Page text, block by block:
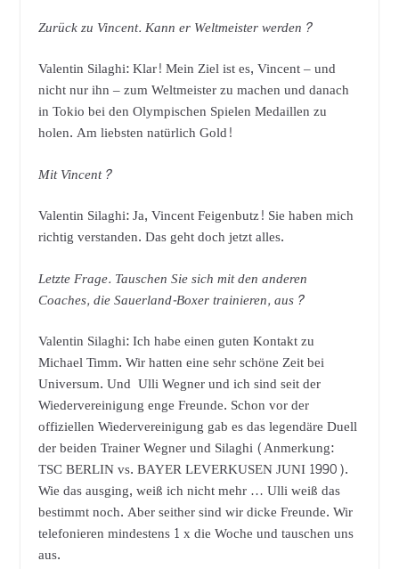
Zurück zu Vincent. Kann er Weltmeister werden?
Valentin Silaghi: Klar! Mein Ziel ist es, Vincent – und
nicht nur ihn – zum Weltmeister zu machen und danach
in Tokio bei den Olympischen Spielen Medaillen zu
holen. Am liebsten natürlich Gold!
Mit Vincent?
Valentin Silaghi: Ja, Vincent Feigenbutz! Sie haben mich
richtig verstanden. Das geht doch jetzt alles.
Letzte Frage. Tauschen Sie sich mit den anderen
Coaches, die Sauerland-Boxer trainieren, aus?
Valentin Silaghi: Ich habe einen guten Kontakt zu
Michael Timm. Wir hatten eine sehr schöne Zeit bei
Universum. Und Ulli Wegner und ich sind seit der
Wiedervereinigung enge Freunde. Schon vor der
offiziellen Wiedervereinigung gab es das legendäre Duell
der beiden Trainer Wegner und Silaghi (Anmerkung:
TSC BERLIN vs. BAYER LEVERKUSEN JUNI 1990).
Wie das ausging, weiß ich nicht mehr … Ulli weiß das
bestimmt noch. Aber seither sind wir dicke Freunde. Wir
telefonieren mindestens 1 x die Woche und tauschen uns
aus.